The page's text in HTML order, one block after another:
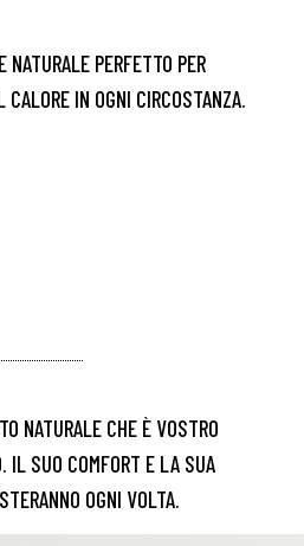
PERFETTO PER
IN OGNI CIRCOSTANZA.
NATURALE CHE È VOSTRO
IL SUO COMFORT E LA SUA
OGNI VOLTA.